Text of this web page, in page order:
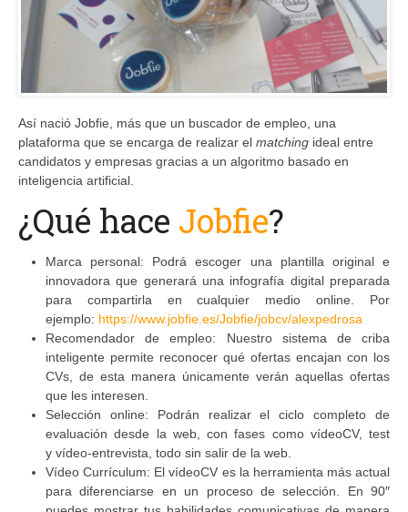
Así nació Jobfie, más que un buscador de empleo, una
plataforma que se encarga de realizar el matching ideal entre
candidatos y empresas gracias a un algoritmo basado en
inteligencia artificial.
¿Qué hace Jobfie?
Marca personal: Podrá escoger una plantilla original e
innovadora que generará una infografía digital preparada
para compartirla en cualquier medio online. Por
ejemplo: https://www.jobfie.es/Jobfie/jobcv/alexpedrosa
Recomendador de empleo: Nuestro sistema de criba
inteligente permite reconocer qué ofertas encajan con los
CVs, de esta manera únicamente verán aquellas ofertas
que les interesen.
Selección online: Podrán realizar el ciclo completo de
evaluación desde la web, con fases como vídeoCV, test
y vídeo-entrevista, todo sin salir de la web.
Vídeo Currículum: El vídeoCV es la herramienta más actual
para diferenciarse en un proceso de selección. En 90″